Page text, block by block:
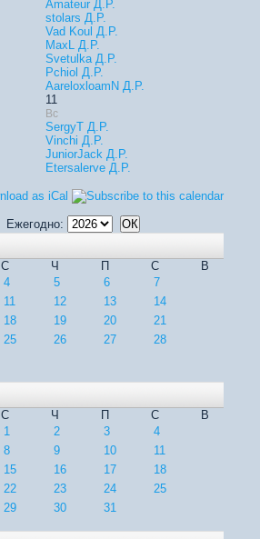
Amateur Д.Р.
stolars Д.Р.
Vad Koul Д.Р.
MaxL Д.Р.
Svetulka Д.Р.
Pchiol Д.Р.
AareloxloamN Д.Р.
11
Вс
SergyT Д.Р.
Vinchi Д.Р.
JuniorJack Д.Р.
Etersalerve Д.Р.
Ежегодно:
С Ч П С
В
4 5 6
7
11 12 13
14
18 19 20
21
25 26 27
28
С Ч П С
В
1
2 3
4
8 9 10
11
15 16 17
18
22 23 24
25
29 30 31